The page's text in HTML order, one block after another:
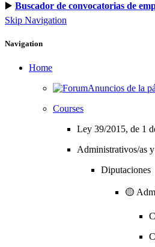
▶️ Buscador de convocatorias de
Skip Navigation
Navigation
Home
Anuncios de la
Courses
Ley 39/2015, de 1
Administrativos/as
Diputaciones
🟡